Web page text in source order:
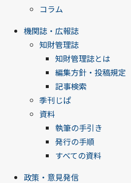
コラム
機関誌・広報誌
知財管理誌
知財管理誌とは
編集方針・投稿規定
記事検索
季刊じぱ
資料
執筆の手引き
発行の手順
すべての資料
政策・意見発信